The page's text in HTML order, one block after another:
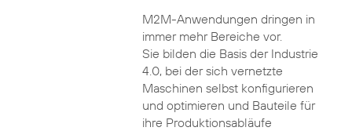
M2M-Anwendungen dringen in
immer mehr Bereiche vor.
Sie bilden die Basis der Industrie
4.0, bei der sich vernetzte
Maschinen selbst konfigurieren
und optimieren und Bauteile für
ihre Produktionsabläufe